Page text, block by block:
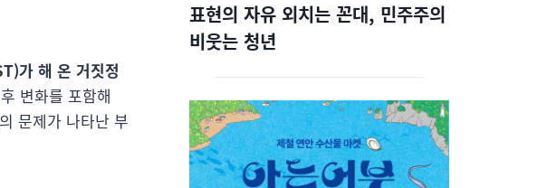
가 해 온 거짓정
변화를 포함해
문제가 나타난 부
표현의 자유 외치는 꼰대, 민주주의
비웃는 청년